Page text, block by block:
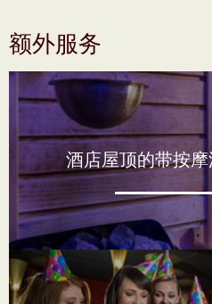
额外服务
酒店屋顶的带按